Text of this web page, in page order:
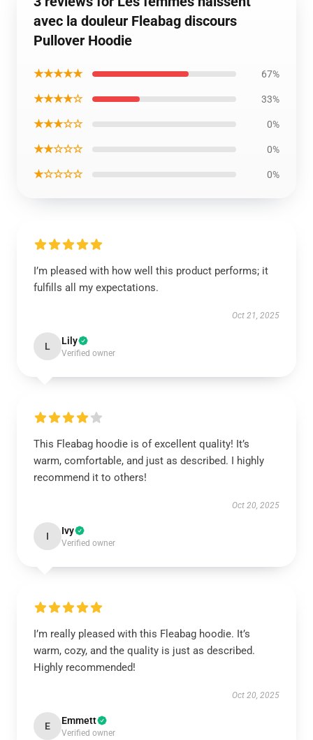
avec la douleur Fleabag discours
Pullover Hoodie
★★★★★ 67%
★★★★☆ 33%
★★★☆☆ 0%
★★☆☆☆ 0%
★☆☆☆☆ 0%
I’m pleased with how well this product performs; it
fulfills all my expectations.
Oct 21, 2025
L Lily
Verified owner
This Fleabag hoodie is of excellent quality! It’s
warm, comfortable, and just as described. I highly
recommend it to others!
Oct 20, 2025
I Ivy
Verified owner
I’m really pleased with this Fleabag hoodie. It’s
warm, cozy, and the quality is just as described.
Highly recommended!
Oct 20, 2025
E Emmett
Verified owner